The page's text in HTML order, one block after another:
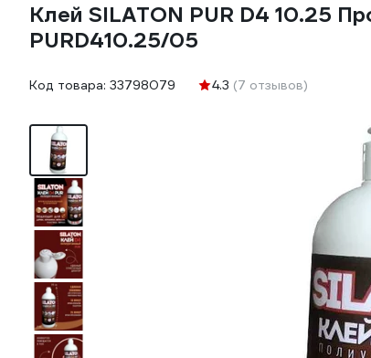
Клей SILATON PUR D4 10.25
PURD410.25/05
Код товара: 33798079 4.3 (7 отзывов)